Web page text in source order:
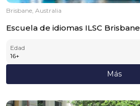
Brisbane, Australia
Escuela de idiomas ILSC Brisbane
Edad
16+
Más